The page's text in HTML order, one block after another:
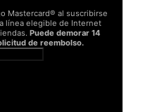
Mastercard® al suscribirse
línea elegible de Internet
Puede demorar 14
de reembolso.